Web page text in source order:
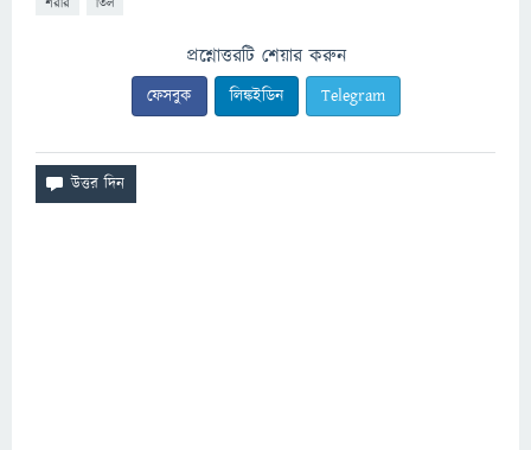
প্রশ্নোত্তরটি শেয়ার করুন
ফেসবুক লিঙ্কইডিন Telegram